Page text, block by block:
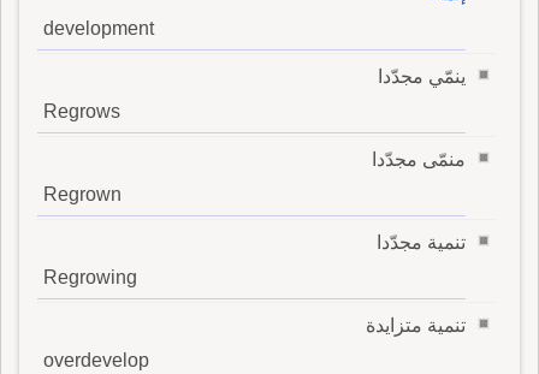
development
ينمّي مجدّدا
Regrows
منمّى مجدّدا
Regrown
تنمية مجدّدا
Regrowing
تنمية متزايدة
overdevelop